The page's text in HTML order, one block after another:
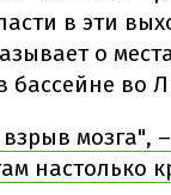
в эти
о
бассейне во
взрыв мозга",
настолько